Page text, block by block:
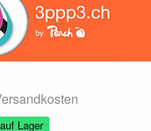
auf Lager